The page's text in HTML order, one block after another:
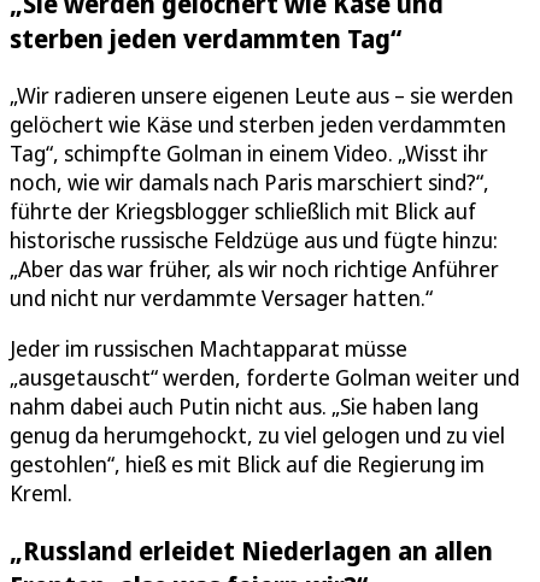
sterben jeden verdammten Tag“
„Wir radieren unsere eigenen Leute aus – sie werden
gelöchert wie Käse und sterben jeden verdammten
Tag“, schimpfte Golman in einem Video. „Wisst ihr
noch, wie wir damals nach Paris marschiert sind?“,
führte der Kriegsblogger schließlich mit Blick auf
historische russische Feldzüge aus und fügte hinzu:
„Aber das war früher, als wir noch richtige Anführer
und nicht nur verdammte Versager hatten.“
Jeder im russischen Machtapparat müsse
„ausgetauscht“ werden, forderte Golman weiter und
nahm dabei auch Putin nicht aus. „Sie haben lang
genug da herumgehockt, zu viel gelogen und zu viel
gestohlen“, hieß es mit Blick auf die Regierung im
Kreml.
„Russland erleidet Niederlagen an allen